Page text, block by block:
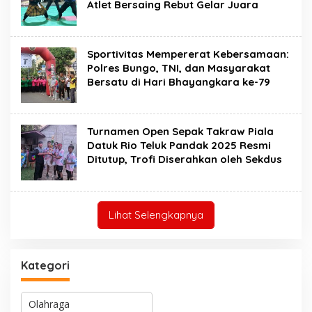
Atlet Bersaing Rebut Gelar Juara
Sportivitas Mempererat Kebersamaan:
Polres Bungo, TNI, dan Masyarakat
Bersatu di Hari Bhayangkara ke-79
Turnamen Open Sepak Takraw Piala
Datuk Rio Teluk Pandak 2025 Resmi
Ditutup, Trofi Diserahkan oleh Sekdus
Lihat Selengkapnya
Kategori
K